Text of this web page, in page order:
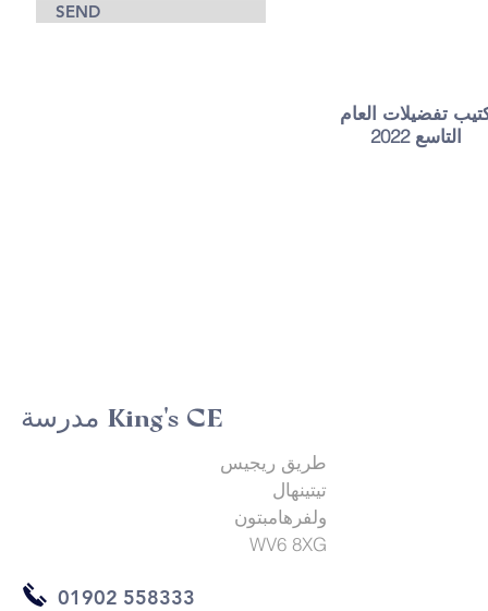
SEND
تفضيلات العام
التاسع 2022
مدرسة King's CE
طريق ريجيس
تيتينهال
ولفرهامبتون
WV6 8XG
01902 558333